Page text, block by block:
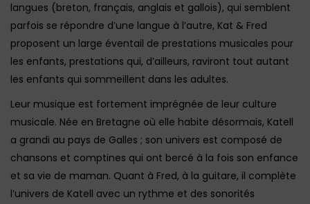
langues (breton, français, anglais et gallois), qui semblent
parfois se répondre d’une langue à l’autre, Kat & Fred
proposent un large éventail de prestations musicales pour
les enfants, prestations qui, d’ailleurs, raviront tout autant
les enfants qui sommeillent dans les adultes.
Leur musique est fortement imprégnée de leur culture
musicale. Née en Bretagne où elle habite désormais, Katell
a grandi au pays de Galles ; son univers est composé de
chansons et comptines qui ont bercé à la fois son enfance
et sa vie de maman. Quant à Fred, à la guitare, il complète
l’univers de Katell avec un rythme et des sonorités